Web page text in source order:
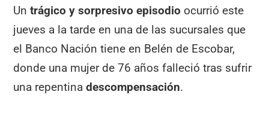
Untrágico y sorpresivo episodio ocurrió este
jueves a la tarde en una de las sucursales que
el Banco Nación tiene en Belén de Escobar,
donde una mujer de 76 años falleció tras sufrir
una repentina descompensación.